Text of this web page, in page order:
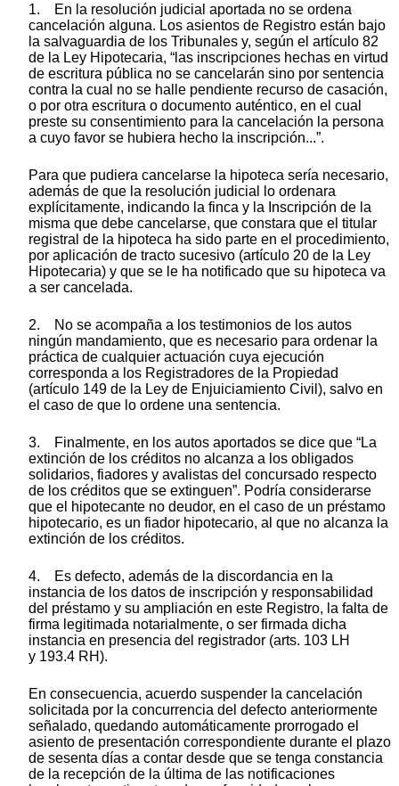
1. En la resolución judicial aportada no se ordena
cancelación alguna. Los asientos de Registro están bajo
la salvaguardia de los Tribunales y, según el artículo 82
de la Ley Hipotecaria, “las inscripciones hechas en virtud
de escritura pública no se cancelarán sino por sentencia
contra la cual no se halle pendiente recurso de casación,
o por otra escritura o documento auténtico, en el cual
preste su consentimiento para la cancelación la persona
a cuyo favor se hubiera hecho la inscripción...”.
Para que pudiera cancelarse la hipoteca sería necesario,
además de que la resolución judicial lo ordenara
explícitamente, indicando la finca y la Inscripción de la
misma que debe cancelarse, que constara que el titular
registral de la hipoteca ha sido parte en el procedimiento,
por aplicación de tracto sucesivo (artículo 20 de la Ley
Hipotecaria) y que se le ha notificado que su hipoteca va
a ser cancelada.
2. No se acompaña a los testimonios de los autos
ningún mandamiento, que es necesario para ordenar la
práctica de cualquier actuación cuya ejecución
corresponda a los Registradores de la Propiedad
(artículo 149 de la Ley de Enjuiciamiento Civil), salvo en
el caso de que lo ordene una sentencia.
3. Finalmente, en los autos aportados se dice que “La
extinción de los créditos no alcanza a los obligados
solidarios, fiadores y avalistas del concursado respecto
de los créditos que se extinguen”. Podría considerarse
que el hipotecante no deudor, en el caso de un préstamo
hipotecario, es un fiador hipotecario, al que no alcanza la
extinción de los créditos.
4. Es defecto, además de la discordancia en la
instancia de los datos de inscripción y responsabilidad
del préstamo y su ampliación en este Registro, la falta de
firma legitimada notarialmente, o ser firmada dicha
instancia en presencia del registrador (arts. 103 LH
y 193.4 RH).
En consecuencia, acuerdo suspender la cancelación
solicitada por la concurrencia del defecto anteriormente
señalado, quedando automáticamente prorrogado el
asiento de presentación correspondiente durante el plazo
de sesenta días a contar desde que se tenga constancia
de la recepción de la última de las notificaciones